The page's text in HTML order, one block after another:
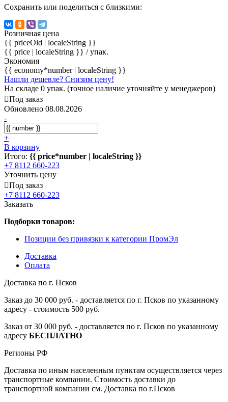
Сохранить или поделиться с близкими:
Розничная цена
{{ priceOld | localeString }}
{{ price | localeString }} / упак.
Экономия
{{ economy*number | localeString }}
Нашли дешевле? Снизим цену!
На складе 0 упак. (точное наличие уточняйте у менеджеров)
Под заказ
Обновлено 08.08.2026
-
+
В корзину
Итого: {{ price*number | localeString }}
+7 8112 660-223
Уточнить цену
Под заказ
+7 8112 660-223
Заказать
Подборки товаров:
Позиции без привязки к категории ПромЭл
Доставка
Оплата
Доставка по г. Псков
Заказ до 30 000 руб. - доставляется по г. Псков по указанному
адресу - стоимость 500 руб.
Заказ от 30 000 руб. - доставляется по г. Псков по указанному
адресу БЕСПЛАТНО
Регионы РФ
Доставка по иным населенным пунктам осуществляется через
транспортные компании. Стоимость доставки до
транспортной компании см. Доставка по г.Псков